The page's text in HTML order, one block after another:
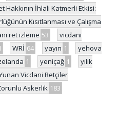
Hakkının İhlali Katmerli Etkisi:
Kısıtlanması ve Çalışma
ret izleme 53
vicdani
WRİ 64 yayın 1
yehova
1 yeniçağ 1
yılık
Vicdani Retçiler
Askerlik 183